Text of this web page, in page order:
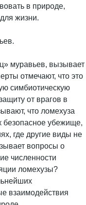
в природе,
жизни.
муравьев, вызывает
отмечают, что это
симбиотическую
от врагов в
что ломехуза
безопасное убежище,
где другие виды не
вопросы о
численности
ломехузы?
взаимодействия